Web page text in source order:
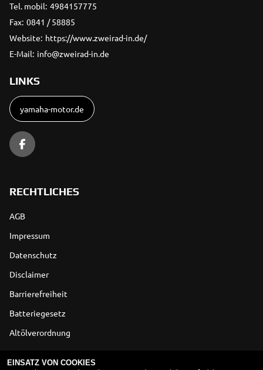
Tel. mobil: 4984157775
Fax: 0841 / 58885
Website: https://www.zweirad-in.de/
E-Mail: info@zweirad-in.de
LINKS
yamaha-motor.de
RECHTLICHES
AGB
Impressum
Datenschutz
Disclaimer
Barrierefreiheit
Batteriegesetz
Altölverordnung
ÖFFNUNGSZEITEN
EINSATZ VON COOKIES